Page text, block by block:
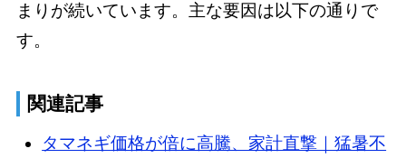
まりが続いています。主な要因は以下の通りで
す。
関連記事
タマネギ価格が倍に高騰、家計直撃｜猛暑不